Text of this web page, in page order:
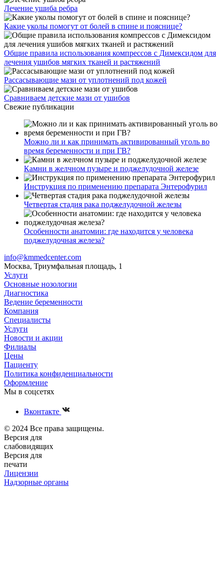
Лечение ушиба ребра
Какие уколы помогут от болей в спине и пояснице?
Общие правила использования компрессов с Димексидом для
лечения ушибов мягких тканей и растяжений
Рассасывающие мази от уплотнений под кожей
Сравниваем детские мази от ушибов
Свежие публикации
Можно ли и как принимать активированный уголь во
время беременности и при ГВ?
Камни в желчном пузыре и поджелудочной железе
Инструкция по применению препарата Энтерофурил
Четвертая стадия рака поджелудочной железы
Особенности анатомии: где находится у человека
поджелудочная железа?
info@kmmedcenter.com
Москва, Триумфальная площадь, 1
Услуги
Основные нозологии
Диагностика
Ведение беременности
Компания
Специалисты
Услуги
Новости и акции
Филиалы
Цены
Пациенту
Политика конфиденциальности
Оформление
Мы в соцсетях
Вконтакте
© 2024 Все права защищены.
Версия для
слабовидящих
Версия для
печати
Лицензии
Надзорные органы